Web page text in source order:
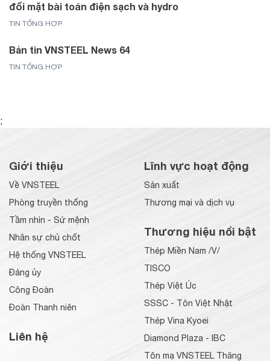
đối mặt bài toán điện sạch và hydro
TIN TỔNG HỢP
Bản tin VNSTEEL News 64
TIN TỔNG HỢP
;
Giới thiệu
Về VNSTEEL
Phòng truyền thống
Tầm nhìn - Sứ mệnh
Nhân sự chủ chốt
Hệ thống VNSTEEL
Đảng ủy
Công Đoàn
Đoàn Thanh niên
Liên hệ
Lĩnh vực hoạt động
Sản xuất
Thương mại và dịch vụ
Thương hiệu nổi bật
Thép Miền Nam /V/
TISCO
Thép Việt Úc
SSSC - Tôn Việt Nhật
Thép Vina Kyoei
Diamond Plaza - IBC
Tôn mạ VNSTEEL Thăng